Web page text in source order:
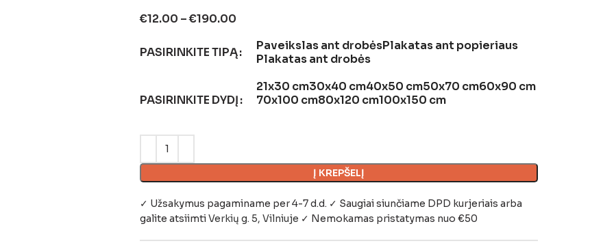
€12.00 –€190.00
PASIRINKITE TIPĄ Paveikslas ant drobėsPlakatas ant popieriaus
Plakatas ant drobės
PASIRINKITE DYDĮ
21x30 cm30x40 cm40x50 cm50x70 cm60x90 cm
70x100 cm80x120 cm100x150 cm
Į KREPŠELĮ
✓ Užsakymus pagaminame per 4-7 d.d. ✓ Saugiai siunčiame DPD kurjeriais arba
galite atsiimtiVerkių g. 5, Vilniuje ✓ Nemokamas pristatymas nuo €50